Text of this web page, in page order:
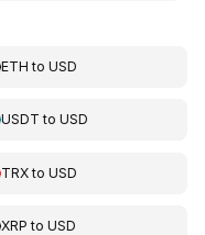
ETH toUSD
USDT toUSD
TRXtoUSD
XRP toUSD